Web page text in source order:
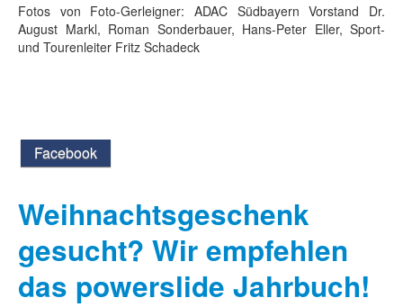
Fotos von Foto-Gerleigner: ADAC Südbayern Vorstand Dr.
August Markl, Roman Sonderbauer, Hans-Peter Eller, Sport-
und Tourenleiter Fritz Schadeck
Facebook
Weihnachtsgeschenk
gesucht? Wir empfehlen
das powerslide Jahrbuch!